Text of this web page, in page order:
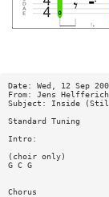
Date: Wed, 12 Sep
From: Jens Helfferich
Subject: Inside
Standard Tuning
Intro:
(choir only)
G C G
Chorus